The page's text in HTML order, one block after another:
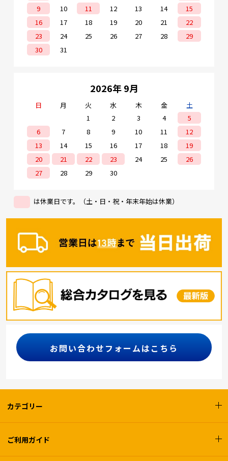
9
10 11 12 13 14
15
16
17 18 19 20 21
22
23
24 25 26 27 28
29
30
31
2026年 9月
日 月 火 水 木 金
土
1
2 3 4
5
6
7 8 9 10 11
12
13
14 15 16 17 18
19
20
21 22 23 24 25
26
27
28 29 30
は休業日です。（土・日・祝・年末年始は休業）
お問い合わせフォームはこちら
カテゴリー
ご利用ガイド